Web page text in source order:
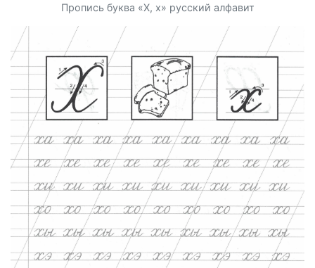
Пропись буква «Х, х» русский алфавит